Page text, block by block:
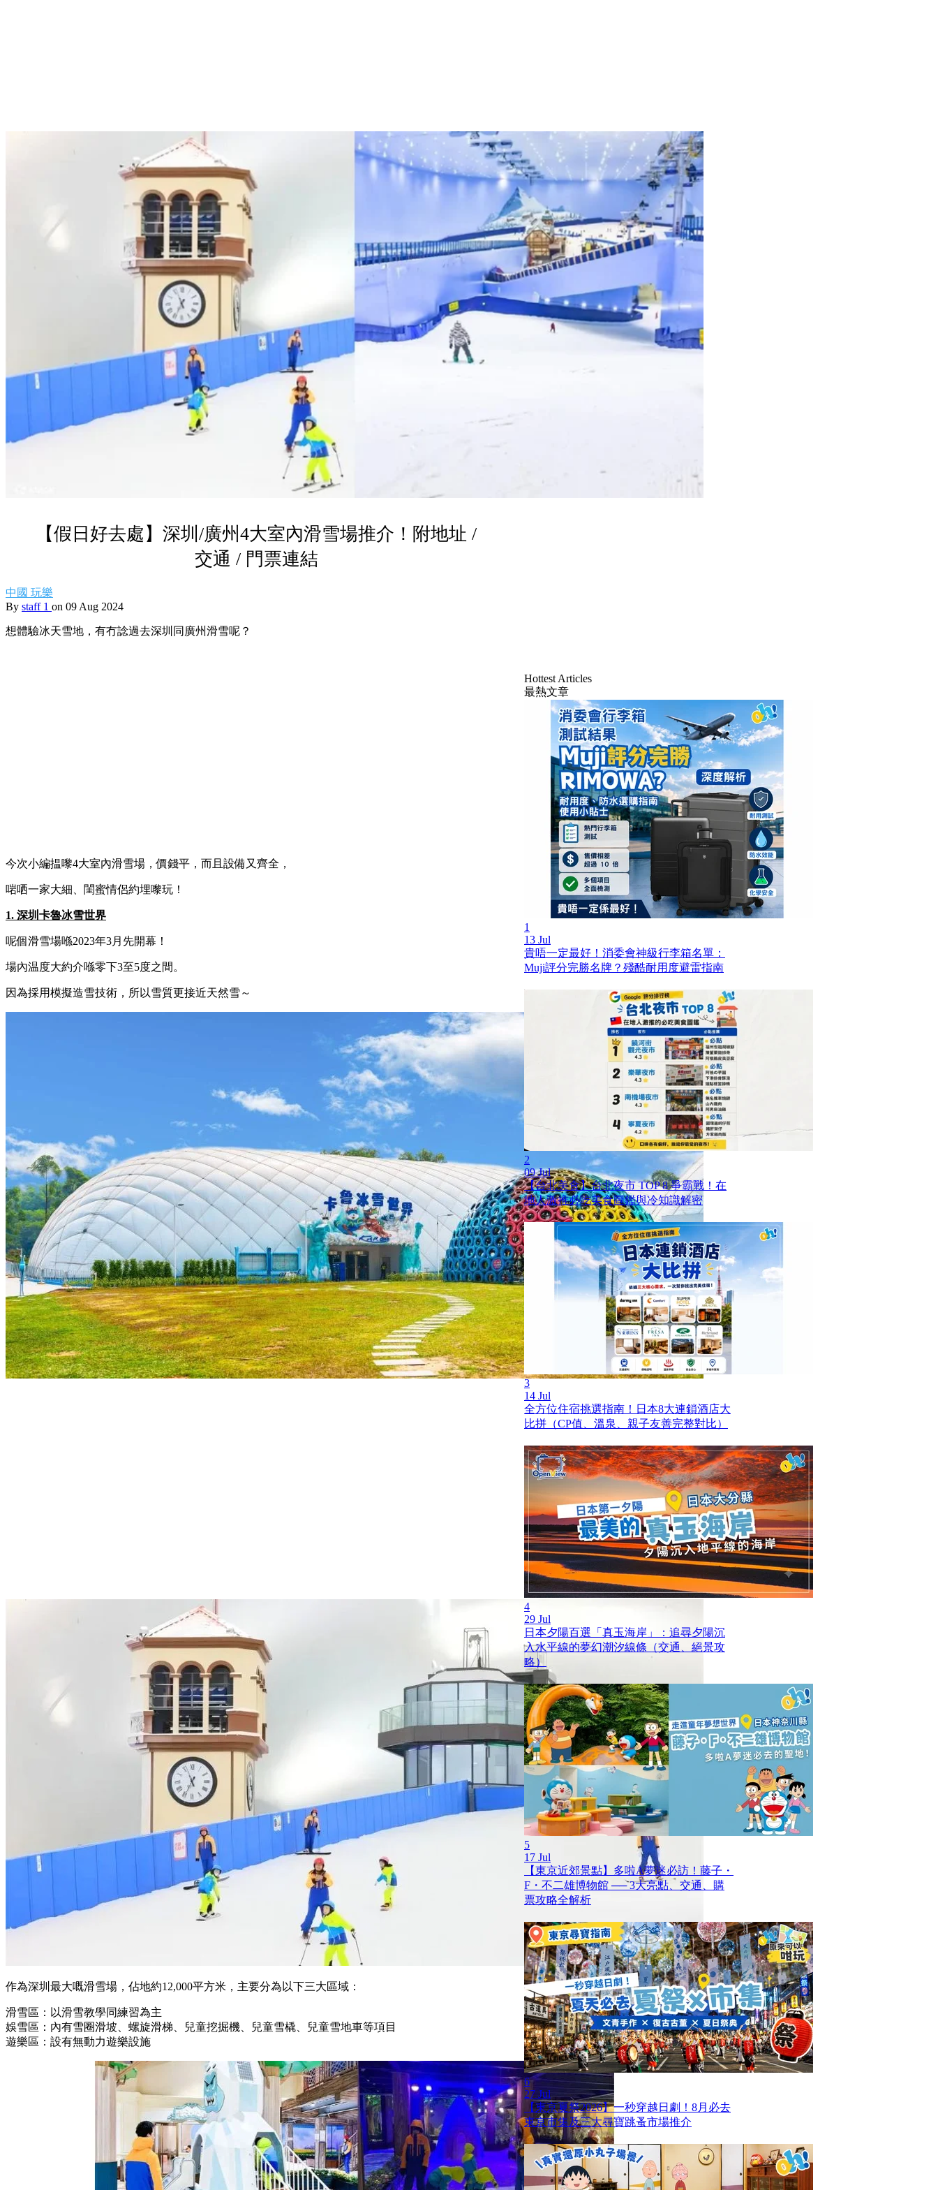
【假日好去處】深圳/廣州4大室內滑雪場推介！附地址 /
交通 / 門票連結
中國 玩樂
By staff 1 on 09 Aug 2024
想體驗冰天雪地，有冇諗過去深圳同廣州滑雪呢？
今次小編揾嚟4大室內滑雪場，價錢平，而且設備又齊全，
啱哂一家大細、閨蜜情侶約埋嚟玩！
1. 深圳卡魯冰雪世界
呢個滑雪場喺2023年3月先開幕！
場內温度大約介喺零下3至5度之間。
因為採用模擬造雪技術，所以雪質更接近天然雪～
作為深圳最大嘅滑雪場，佔地約12,000平方米，主要分為以下三大區域：
滑雪區：以滑雪教學同練習為主
娛雪區：內有雪圈滑坡、螺旋滑梯、兒童挖掘機、兒童雪橇、兒童雪地車等項目
遊樂區：設有無動力遊樂設施
Hottest Articles
最熱文章
1
13 Jul
貴唔一定最好！消委會神級行李箱名單：
Muji評分完勝名牌？殘酷耐用度避雷指南
2
09 Jul
【台北美食】台北夜市 TOP 8 爭霸戰！在
地人激推必吃美食圖鑑與冷知識解密
3
14 Jul
全方位住宿挑選指南！日本8大連鎖酒店大
比拼（CP值、溫泉、親子友善完整對比）
4
29 Jul
日本夕陽百選「真玉海岸」：追尋夕陽沉
入水平線的夢幻潮汐線條（交通、絕景攻
略）
5
17 Jul
【東京近郊景點】多啦A夢迷必訪！藤子・
F・不二雄博物館 ── 3大亮點、交通、購
票攻略全解析
6
27 Jul
【東京夏祭2026】一秒穿越日劇！8月必去
東京市集及三大尋寶跳蚤市場推介